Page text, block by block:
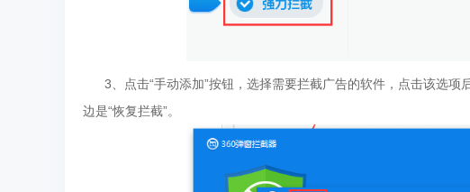
3、点击“手动添加”按钮，选择需要拦截广告的软件，点击该选项
边是“恢复拦截”。